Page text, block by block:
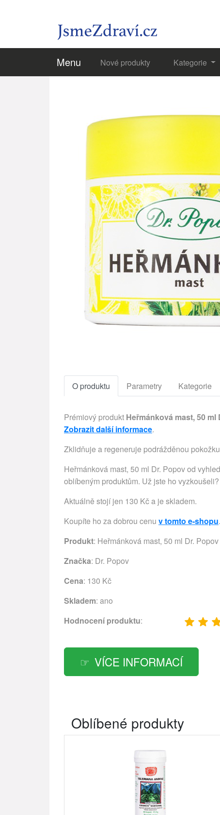
Menu Nové produkty Kategorie
O produktu Parametry Kategorie
Prémiový produkt Heřmánková mast, 50 ml
Zobrazit další informace.
Zklidňuje a regeneruje podrážděnou
Heřmánková mast, 50 ml Dr. Popov od
oblíbeným produktům. Už jste ho vyzkoušeli?
Aktuálně stojí jen 130 Kč a je skladem.
Koupíte ho za dobrou cenu v tomto e-shopu.
Produkt: Heřmánková mast, 50 ml Dr. Popov
Značka: Dr. Popov
Cena: 130 Kč
Skladem: ano
Hodnocení produktu:
VÍCE INFORMACÍ
Oblíbené produkty